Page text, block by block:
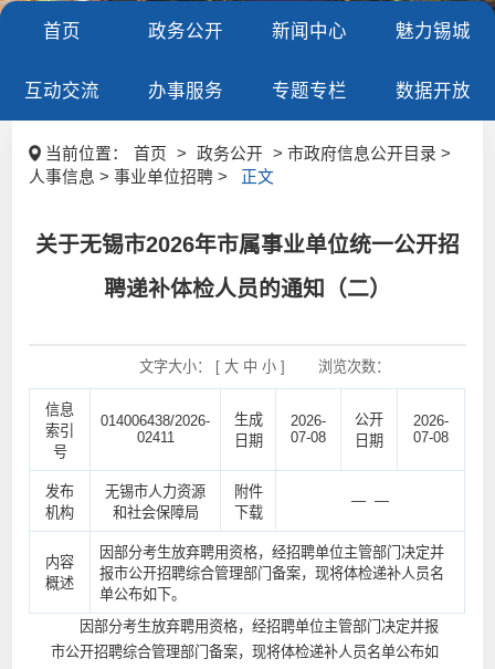
首页 政务公开 新闻中心 魅力锡城
互动交流 办事服务 专题专栏 数据开放
当前位置： 首页 > 政务公开
> 市政府信息公开目录 >
人事信息 > 事业单位招聘 >
正文
关于无锡市2026年市属事业单位统一公开招
聘递补体检人员的通知（二）
文字大小： [ 大 中 小] 浏览次数：
信息
索引
号
014006438/2026-
02411
生成
日期
2026-
07-08
公开
日期
2026-
07-08
发布
机构
无锡市人力资源
和社会保障局
附件
下载
— —
内容
概述
因部分考生放弃聘用资格，经招聘单位主管部门决定并
报市公开招聘综合管理部门备案，现将体检递补人员名
单公布如下。
因部分考生放弃聘用资格，经招聘单位主管部门决定并报
市公开招聘综合管理部门备案，现将体检递补人员名单公布如